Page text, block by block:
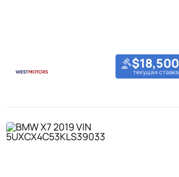
$18,500
текущая ставка